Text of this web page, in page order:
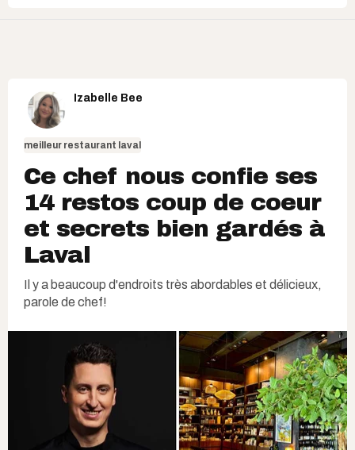
Izabelle Bee
meilleur restaurant laval
Ce chef nous confie ses
14 restos coup de coeur
et secrets bien gardés à
Laval
Il y a beaucoup d'endroits très abordables et délicieux,
parole de chef!